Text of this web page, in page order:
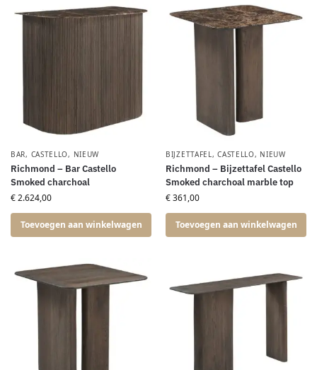
BAR, CASTELLO, NIEUW
Richmond – Bar Castello
Smoked charchoal
€2.624,00
Toevoegen aan winkelwagen
BIJZETTAFEL,CASTELLO, NIEUW
Richmond – Bijzettafel Castello
Smoked charchoal marble top
€361,00
Toevoegen aan winkelwagen